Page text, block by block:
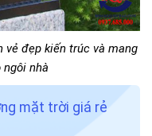
vẻ đẹp kiến trúc và mang
nhà
mặt trời giá rẻ